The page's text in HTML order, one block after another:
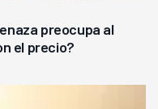
preocupa al
el precio?